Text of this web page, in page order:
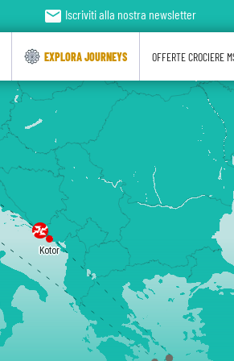
Kotor
email Iscriviti alla nostra newsletter
EXPLORA JOURNEYS OFFERTE CROCIERE